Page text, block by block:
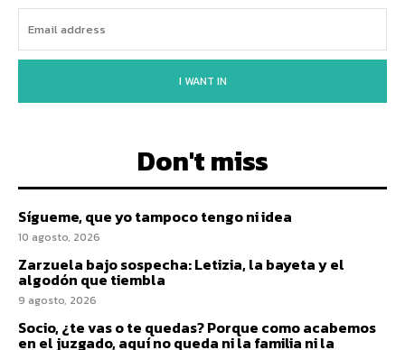
I WANT IN
Don't miss
Sígueme, que yo tampoco tengo ni idea
10 agosto, 2026
Zarzuela bajo sospecha: Letizia, la bayeta y el
algodón que tiembla
9 agosto, 2026
Socio, ¿te vas o te quedas? Porque como acabemos
en el juzgado, aquí no queda ni la familia ni la